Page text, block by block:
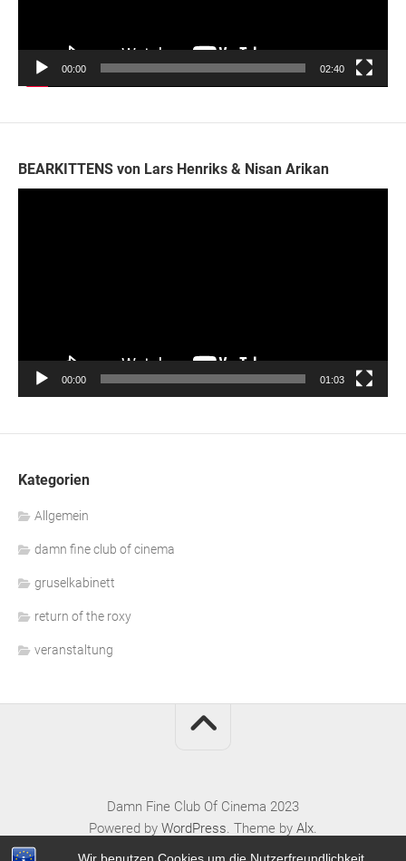
00:00 02:40
BEARKITTENS von Lars Henriks & Nisan Arikan
00:00 01:03
Kategorien
Allgemein
damn fine club of cinema
gruselkabinett
return of the roxy
veranstaltung
Damn Fine Club Of Cinema 2023
Powered by WordPress. Theme by Alx.